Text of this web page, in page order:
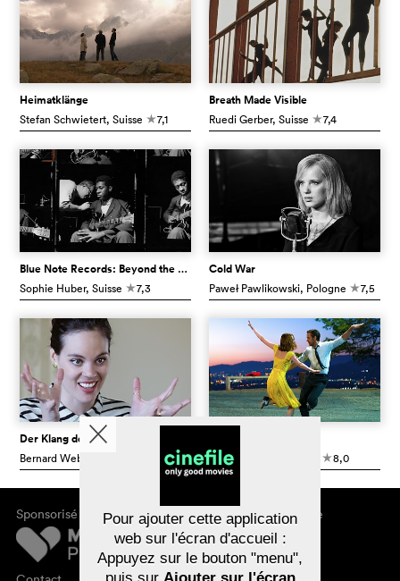
Heimatklänge
Stefan Schwietert, Suisse c7,1
Breath Made Visible
Ruedi Gerber, Suisse c7,4
Blue Note Records: Beyond the Notes
Sophie Huber, Suisse c7,3
Cold War
Paweł Pawlikowski, Pologne c7,5
Der Klang der Stimme
Bernard Weber Damien Chazelle c8,0
Sponsorisé par
À propos de cinefile
S'inscrire/s'abonner
Newsletter
FAQ
Pour ajouter cette application
web sur l'écran d'accueil :
Appuyez sur le bouton "menu",
puis sur Ajouter sur l'écran